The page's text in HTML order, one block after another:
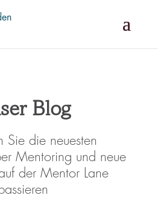
Blog
Sie die neuesten
Mentoring und neue
der Mentor Lane